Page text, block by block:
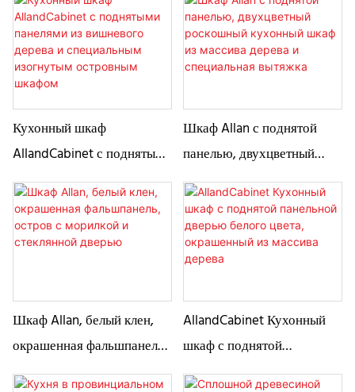
встраиваемой панелью и
белый настенный шкаф из
массива дерева для
домовладельца
кухонный шкаф с
мраморной столешницей,
остров с пятном из
Кухонный шкаф
AllandCabinet с поднятыми
панелями из вишневого
дерева и специальным
изогнутым островным
Шкаф Allan с поднятой
панелью, двухцветный
роскошный кухонный
шкаф из массива дерева и
специальная вытяжка
Шкаф Allan, белый клен,
окрашенная фальшпанель,
остров с морилкой и
AllandCabinet Кухонный
шкаф с поднятой
панельной дверью белого